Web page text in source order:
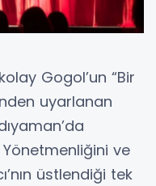
Gogol’un “Bir
uyarlanan
ve
üstlendiği tek